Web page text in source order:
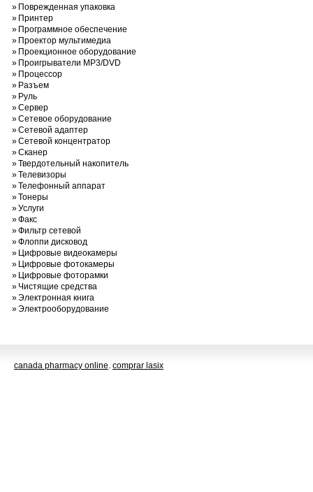
» Поврежденная упаковка
» Принтер
» Программное обеспечение
» Проектор мультимедиа
» Проекционное оборудование
» Проигрыватели MP3/DVD
» Процессор
» Разъем
» Руль
»Сервер
»Сетевое оборудование
»Сетевой адаптер
»Сетевой концентратор
»Сканер
»Твердотельный накопитель
»Телевизоры
»Телефонный аппарат
»Тонеры
»Услуги
»Факс
»Фильтр сетевой
»Флоппи дисковод
» Цифровые видеокамеры
» Цифровые фотокамеры
» Цифровые фоторамки
» Чистящие средства
»Электронная книга
»Электрооборудование
canada pharmacy online. comprar lasix